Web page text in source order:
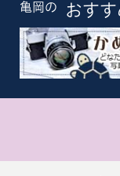
亀岡の おすす